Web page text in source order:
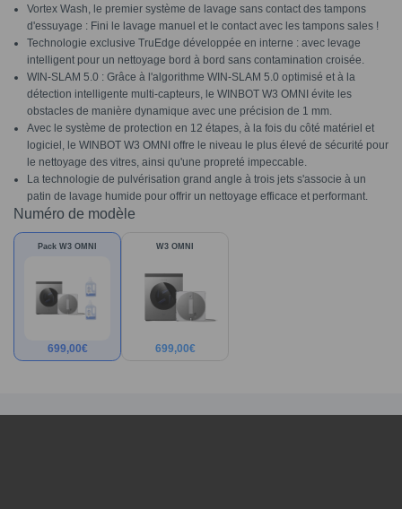
Vortex Wash, le premier système de lavage sans contact des tampons
d'essuyage : Fini le lavage manuel et le contact avec les tampons sales !
Technologie exclusive TruEdge développée en interne : avec levage
intelligent pour un nettoyage bord à bord sans contamination croisée.
WIN-SLAM 5.0 : Grâce à l'algorithme WIN-SLAM 5.0 optimisé et à la
détection intelligente multi-capteurs, le WINBOT W3 OMNI évite les
obstacles de manière dynamique avec une précision de 1 mm.
Avec le système de protection en 12 étapes, à la fois du côté matériel et
logiciel, le WINBOT W3 OMNI offre le niveau le plus élevé de sécurité pour
le nettoyage des vitres, ainsi qu'une propreté impeccable.
La technologie de pulvérisation grand angle à trois jets s'associe à un
patin de lavage humide pour offrir un nettoyage efficace et performant.
Numéro de modèle
Pack W3 OMNI
699,00€
W3 OMNI
699,00€